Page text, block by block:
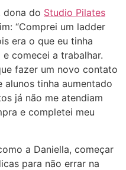
dona do Studio Pilates
“Comprei um ladder
era o que eu tinha
comecei a trabalhar.
fazer um novo contato
tinha aumentado
já não me atendiam
e completei meu
a Daniella, começar
para não errar na